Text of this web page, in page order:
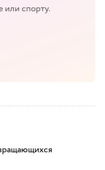
или спорту.